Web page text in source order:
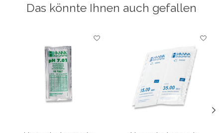
Das könnte Ihnen auch gefallen
Produkt-Karussell-Artikel